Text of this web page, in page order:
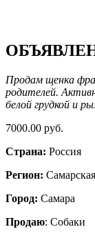
Продам щенка
родителей.
белой грудкой и
7000.00 руб.
Страна: Россия
Регион:
Город: Самара
Продаю: Собаки